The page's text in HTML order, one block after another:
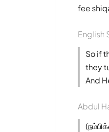
fee
English
So if
they
And
Abdul